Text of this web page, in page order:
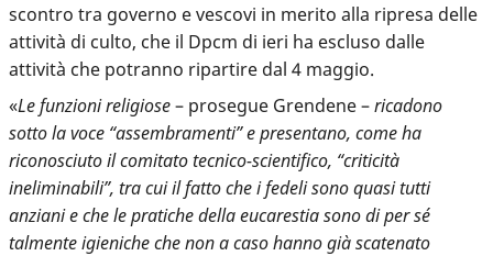
scontro tra governo e vescovi in merito alla ripresa delle
attività di culto, che il Dpcm di ieri ha escluso dalle
attività che potranno ripartire dal 4 maggio.
«Le funzioni religiose– prosegue Grendene –ricadono
sotto la voce “assembramenti” e presentano, come ha
riconosciuto il comitato tecnico-scientifico, “criticità
ineliminabili”, tra cui il fatto che i fedeli sono quasi tutti
anziani e che le pratiche della eucarestia sono di per sé
talmente igieniche che non a caso hanno già scatenato